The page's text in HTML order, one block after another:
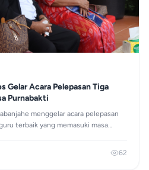
Gelar Acara Pelepasan Tiga
Purnabakti
menggelar acara pelepasan
terbaik yang memasuki masa
demi mencerdaskan generasi bangsa
62